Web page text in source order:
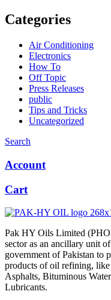
Categories
Air Conditioning
Electronics
How To
Off Topic
Press Releases
public
Tips and Tricks
Uncategorized
Search
Account
Cart
Pak HY Oils Limited
sector as an ancillary unit
government of Pakistan to
products of oil refining,
Asphalts, Bituminous
Lubricants.